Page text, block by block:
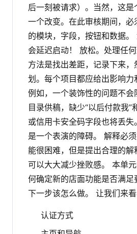
后一刻被请求）。当然，这是
一个改变。在此审核期间，
的模块，字段，按钮和数据。
会延迟启动！
放松。处理任
方法是找出差距，记录下来
划。每个项目都应给出影响力
例如，一个装饰性的问题不会
目录供稿，缺少“以后付款我”
或信用卡安全码字段也将丢
是一个表演的障碍。
解释必
能很困难，但是提出合理的解
可以大大减少挫败感。
本单
何确定新的店面功能是否满足
下一步该怎么做。
让我们来看
认证方式